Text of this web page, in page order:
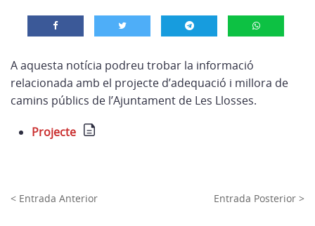
A aquesta notícia podreu trobar la informació
relacionada amb el projecte d’adequació i millora de
camins públics de l’Ajuntament de Les Llosses.
Projecte
< Entrada Anterior Entrada Posterior >